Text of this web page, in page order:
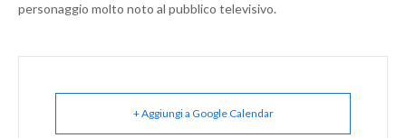
personaggio molto noto al pubblico televisivo.
+ Aggiungi a Google Calendar